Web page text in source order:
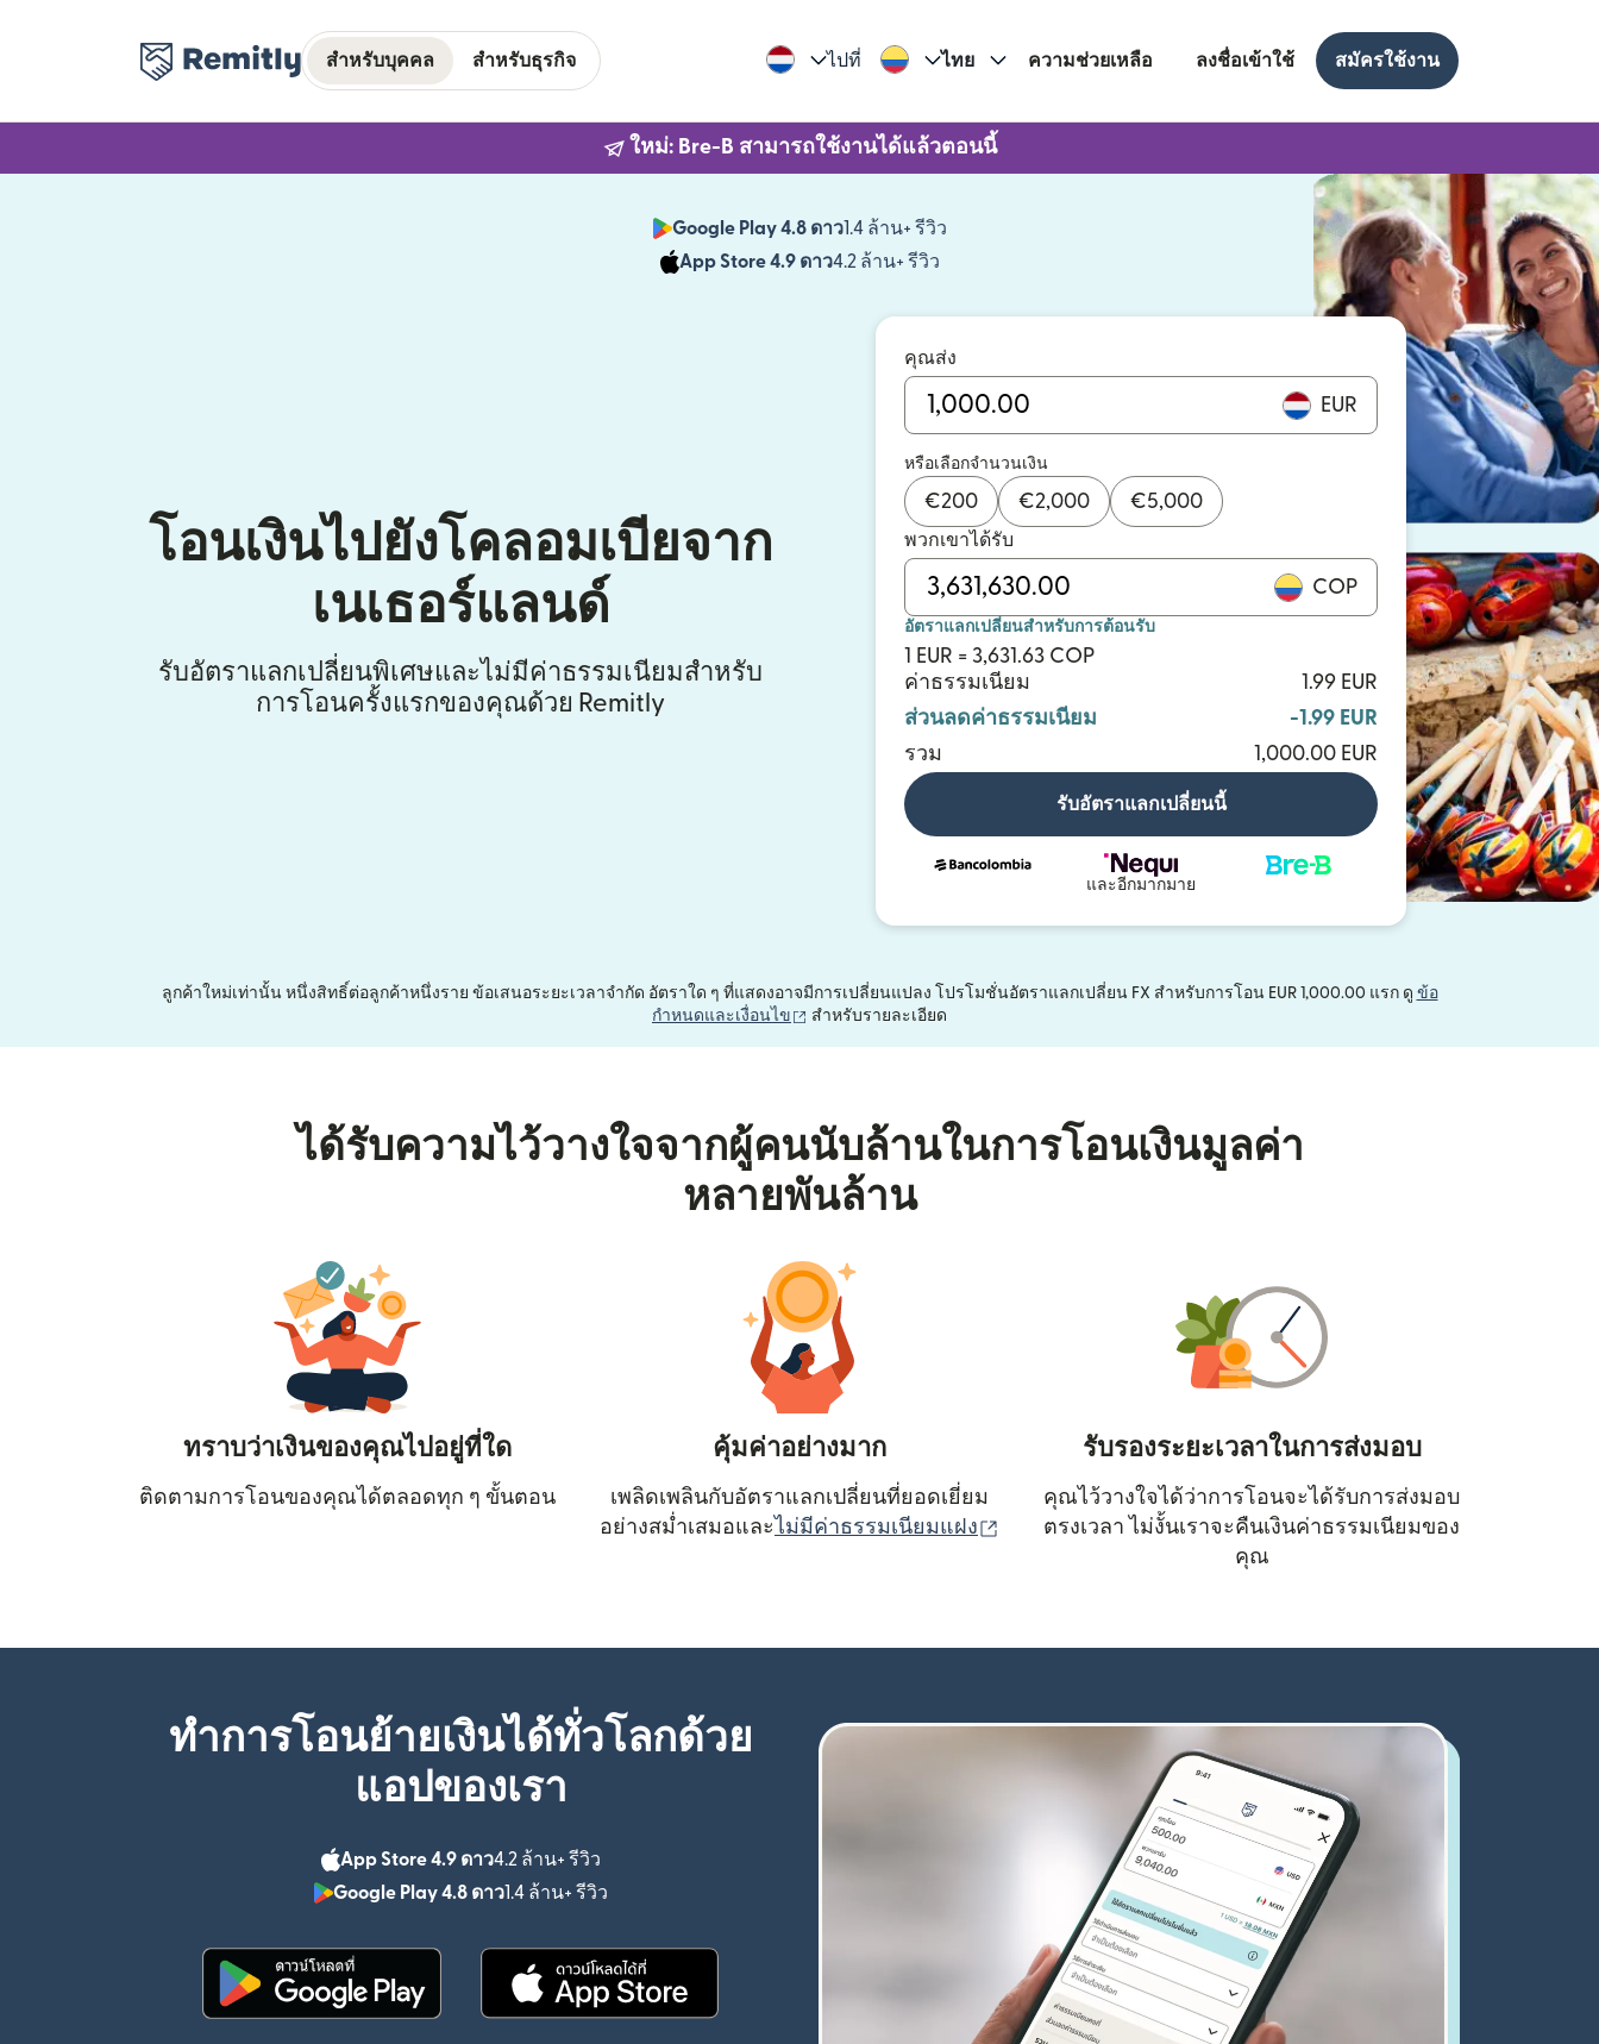
สำหรับบุคคล สำหรับธุรกิจ ไปที่ ไทย ความช่วยเหลือ ลงชื่อเข้าใช้ สมัครใช้งาน
ใหม่: Bre-B สามารถใช้งานได้แล้วตอนนี้
Google Play 4.8 ดาว1.4 ล้าน+ รีวิว
(เปิดในหน้าต่างใหม่)
App Store 4.9 ดาว4.2 ล้าน+ รีวิว
(เปิดในหน้าต่างใหม่)
โอนเงินไปยังโคลอมเบียจาก
เนเธอร์แลนด์
รับอัตราแลกเปลี่ยนพิเศษและไม่มีค่าธรรมเนียมสำหรับ
การโอนครั้งแรกของคุณด้วย Remitly
คุณส่ง
EUR
หรือเลือกจำนวนเงิน
€200 €2,000 €5,000
พวกเขาได้รับ
COP
อัตราแลกเปลี่ยนสำหรับการต้อนรับ
1 EUR = 3,631.63 COP
ค่าธรรมเนียม
1.99 EUR
ส่วนลดค่าธรรมเนียม
-1.99 EUR
รวม
1,000.00 EUR
รับอัตราแลกเปลี่ยนนี้
และอีกมากมาย
ลูกค้าใหม่เท่านั้น หนึ่งสิทธิ์ต่อลูกค้าหนึ่งราย ข้อเสนอระยะเวลาจำกัด อัตราใด ๆ ที่แสดงอาจมีการเปลี่ยนแปลง โปรโมชั่นอัตราแลกเปลี่ยน FX สำหรับการโอน EUR 1,000.00 แรก ดู ข้อ
กำหนดและเงื่อนไข
(เปิดในหน้าต่างใหม่)
สำหรับรายละเอียด
ได้รับความไว้วางใจจากผู้คนนับล้านในการโอนเงินมูลค่า
หลายพันล้าน
ทราบว่าเงินของคุณไปอยู่ที่ใด
ติดตามการโอนของคุณได้ตลอดทุก ๆ ขั้นตอน
คุ้มค่าอย่างมาก
เพลิดเพลินกับอัตราแลกเปลี่ยนที่ยอดเยี่ยม
อย่างสม่ำเสมอและ ไม่มีค่าธรรมเนียมแฝง (เปิดในหน้าต่างใหม่)
รับรองระยะเวลาในการส่งมอบ
คุณไว้วางใจได้ว่าการโอนจะได้รับการส่งมอบ
ตรงเวลา ไม่งั้นเราจะคืนเงินค่าธรรมเนียมของ
คุณ
ทำการโอนย้ายเงินได้ทั่วโลกด้วย
แอปของเรา
App Store 4.9 ดาว4.2 ล้าน+ รีวิว
(เปิดในหน้าต่างใหม่)
Google Play 4.8 ดาว1.4 ล้าน+ รีวิว
(เปิดในหน้าต่างใหม่)